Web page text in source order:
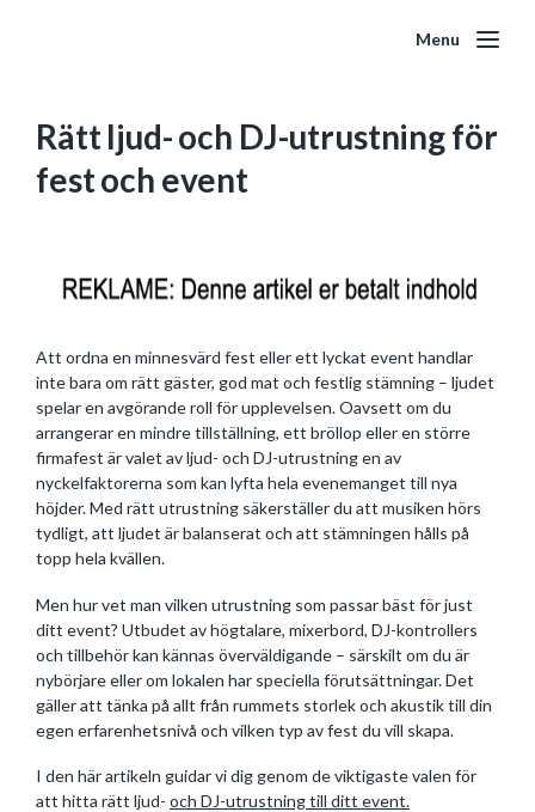
Menu
Rätt ljud- och DJ-utrustning för
fest och event
Att ordna en minnesvärd fest eller ett lyckat event handlar
inte bara om rätt gäster, god mat och festlig stämning – ljudet
spelar en avgörande roll för upplevelsen. Oavsett om du
arrangerar en mindre tillställning, ett bröllop eller en större
firmafest är valet av ljud- och DJ-utrustning en av
nyckelfaktorerna som kan lyfta hela evenemanget till nya
höjder. Med rätt utrustning säkerställer du att musiken hörs
tydligt, att ljudet är balanserat och att stämningen hålls på
topp hela kvällen.
Men hur vet man vilken utrustning som passar bäst för just
ditt event? Utbudet av högtalare, mixerbord, DJ-kontrollers
och tillbehör kan kännas överväldigande – särskilt om du är
nybörjare eller om lokalen har speciella förutsättningar. Det
gäller att tänka på allt från rummets storlek och akustik till din
egen erfarenhetsnivå och vilken typ av fest du vill skapa.
I den här artikeln guidar vi dig genom de viktigaste valen för
att hitta rätt ljud- och DJ-utrustning till ditt event.